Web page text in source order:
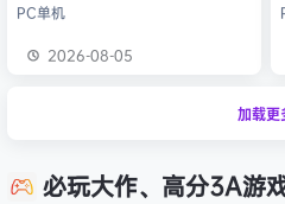
PC单机
2026-08-05
加载更
必玩大作、高分3A游戏